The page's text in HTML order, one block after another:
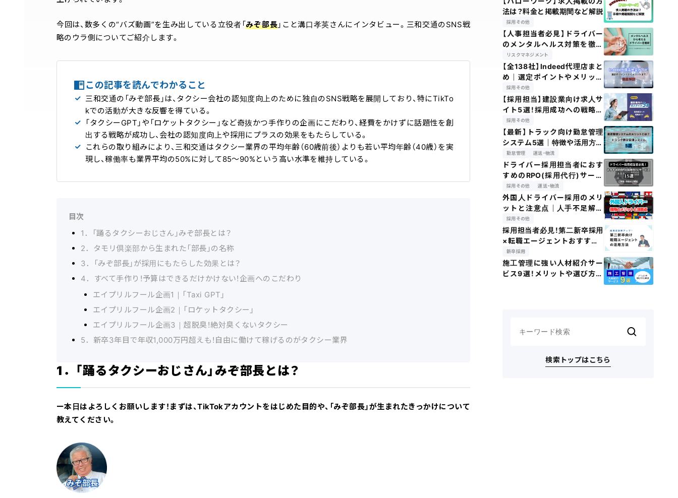
今回は、数多くの“バズ動画”を生み出している立役者「みぞ部長 」こと溝口孝英さんにインタビュー。三和交通のSNS戦
略のウラ側についてご紹介します。
この記事を読んでわかること
三和交通の「みぞ部長」は、タクシー会社の認知度向上のために独自のSNS戦略を展開しており、特にTikTo
kでの活動が大きな反響を得ている。
「タクシーGPT」や「ロケットタクシー」など奇抜かつ手作りの企画にこだわり、経費をかけずに話題性を創
出する戦略が成功し、会社の認知度向上や採用にプラスの効果をもたらしている。
これらの取り組みにより、三和交通はタクシー業界の平均年齢（60歳前後）よりも若い平均年齢（40歳）を実
現し、稼働率も業界平均の50%に対して85〜90%という高い水準を維持している。
目次
1．「踊るタクシーおじさん」みぞ部長とは？
2．タモリ倶楽部から生まれた「部長」の名称
3．「みぞ部長」が採用にもたらした効果とは？
4．すべて手作り！予算はできるだけかけない！企画へのこだわり
エイプリルフール企画1｜「Taxi GPT」
エイプリルフール企画2｜「ロケットタクシー」
エイプリルフール企画3｜超脱臭！絶対臭くないタクシー
5．新卒3年目で年収1,000万円超えも！自由に働けて稼げるのがタクシー業界
1．「踊るタクシーおじさん」みぞ部長とは？
ー本日はよろしくお願いします！まずは、TikTokアカウントをはじめた目的や、「みぞ部長」が生まれたきっかけについて
教えてください。
法は？料金と掲載期間など解説
採用その他
【人事担当者必見】ドライバー
のメンタルヘルス対策を徹底
解説
リスクマネジメント
【全138社】Indeed代理店まと
め｜選定ポイントやメリット
を紹介
採用その他
【採用担当】建設業向け求人サ
イト5選！採用成功への戦略ガ
イド
採用その他
【最新】トラック向け勤怠管理
システム5選｜特徴や活用方法
を紹介
勤怠管理 運送・物流
ドライバー採用担当者におす
すめのRPO(採用代行)サービ
ス15選
採用その他 運送・物流
外国人ドライバー採用のメリ
ットと注意点｜人手不足解消
の切り札
採用その他
採用担当者必見！第二新卒採用
×転職エージェントおすすめ6
選
新卒採用
施工管理に強い人材紹介サー
ビス9選！メリットや選び方な
検索トップはこちら